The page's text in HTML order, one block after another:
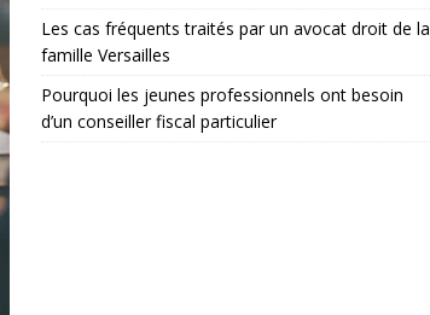
Les cas fréquents traités par un avocat droit de la
famille Versailles
Pourquoi les jeunes professionnels ont besoin
d’un conseiller fiscal particulier